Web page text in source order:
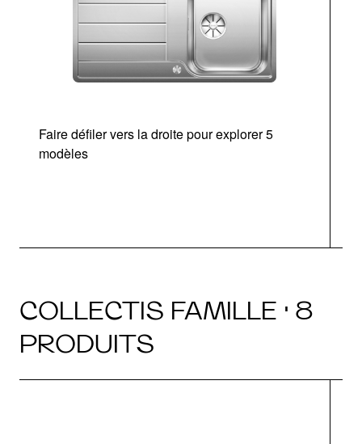
Faire défiler vers la droite pour explorer 5
modèles
COLLECTIS FAMILLE · 8
PRODUITS